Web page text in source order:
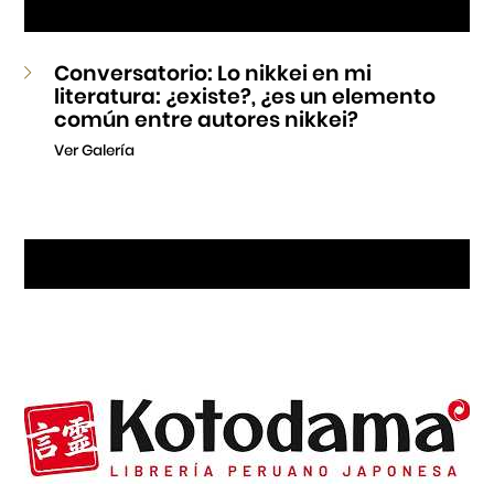
Conversatorio: Lo nikkei en mi
literatura: ¿existe?, ¿es un elemento
común entre autores nikkei?
Ver Galería